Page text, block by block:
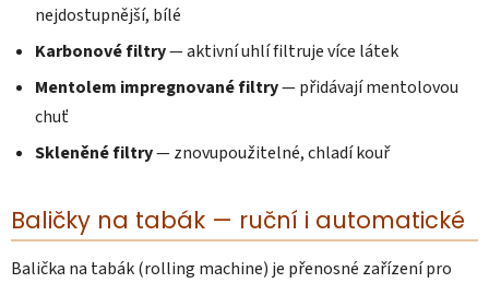
nejdostupnější, bílé
Karbonové filtry— aktivní uhlí filtruje více látek
Mentolem impregnované filtry— přidávají mentolovou
chuť
Skleněné filtry— znovupoužitelné, chladí kouř
Baličky na tabák — ruční i automatické
Balička na tabák (rolling machine) je přenosné zařízení pro